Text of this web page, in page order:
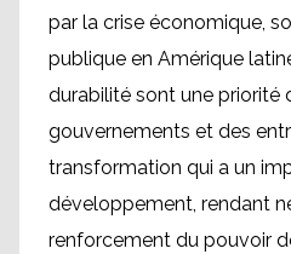
par la crise économique,
publique en Amérique
durabilité sont une priorité
gouvernements et des
transformation qui a un
développement, rendant
renforcement du pouvoir